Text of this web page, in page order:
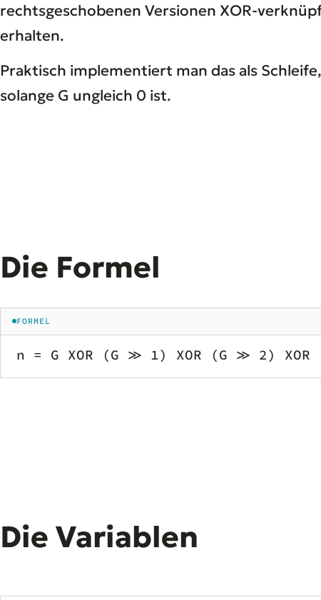
rechtsgeschobenen Versionen XOR-
erhalten.
Praktisch implementiert man das als
solange G ungleich 0 ist.
Die Formel
FORMEL
n = G XOR (G ≫ 1) XOR (G ≫ 2)
Die Variablen